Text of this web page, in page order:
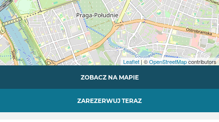
Leaflet| ©OpenStreetMapcontributors
ZOBACZ NA MAPIE
ZAREZERWUJ TERAZ